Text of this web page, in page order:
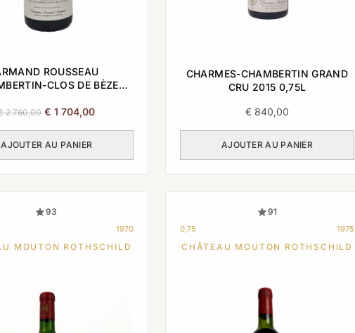
ROUSSEAU
CLOS DE BÈZE
2 760,00 Le
initial
€ 1 704,00Le
AJOUTER AU PANIER
CHARMES-CHAMBERTIN GRAND
CRU 2015 0,75L
€840,00
AJOUTER AU PANIER
93
1970
MOUTON ROTHSCHILD
91
0,75 1975
CHÂTEAU MOUTON ROTHSCHILD